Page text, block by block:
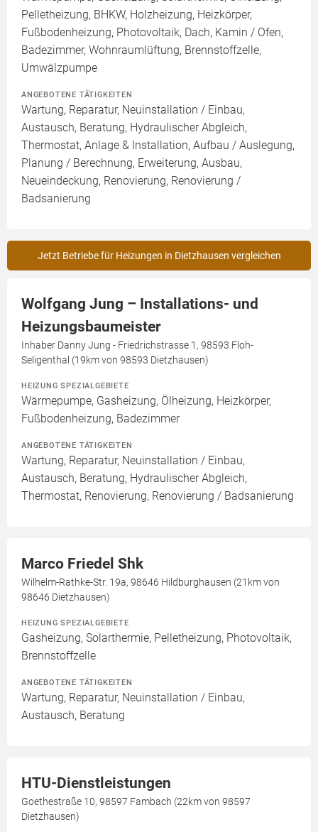
Pelletheizung, BHKW, Holzheizung, Heizkörper,
Fußbodenheizung, Photovoltaik, Dach, Kamin / Ofen,
Badezimmer, Wohnraumlüftung, Brennstoffzelle,
Umwälzpumpe
ANGEBOTENE TÄTIGKEITEN
Wartung, Reparatur, Neuinstallation / Einbau,
Austausch, Beratung, Hydraulischer Abgleich,
Thermostat, Anlage & Installation, Aufbau / Auslegung,
Planung / Berechnung, Erweiterung, Ausbau,
Neueindeckung, Renovierung, Renovierung /
Badsanierung
Jetzt Betriebe für Heizungen in Dietzhausen vergleichen
Wolfgang Jung – Installations- und
Heizungsbaumeister
Inhaber Danny Jung - Friedrichstrasse 1, 98593 Floh-
Seligenthal (19km von 98593 Dietzhausen)
HEIZUNG SPEZIALGEBIETE
Wärmepumpe, Gasheizung, Ölheizung, Heizkörper,
Fußbodenheizung, Badezimmer
ANGEBOTENE TÄTIGKEITEN
Wartung, Reparatur, Neuinstallation / Einbau,
Austausch, Beratung, Hydraulischer Abgleich,
Thermostat, Renovierung, Renovierung / Badsanierung
Marco Friedel Shk
Wilhelm-Rathke-Str. 19a, 98646 Hildburghausen (21km von
98646 Dietzhausen)
HEIZUNG SPEZIALGEBIETE
Gasheizung, Solarthermie, Pelletheizung, Photovoltaik,
Brennstoffzelle
ANGEBOTENE TÄTIGKEITEN
Wartung, Reparatur, Neuinstallation / Einbau,
Austausch, Beratung
HTU-Dienstleistungen
Goethestraße 10, 98597 Fambach (22km von 98597
Dietzhausen)